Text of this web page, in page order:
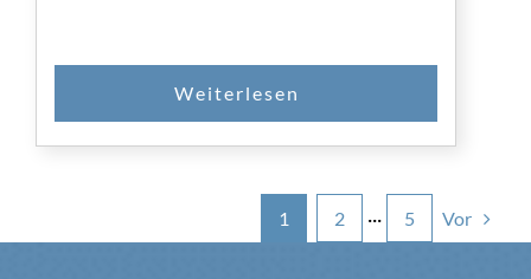
1 2 ··· 5 Vor